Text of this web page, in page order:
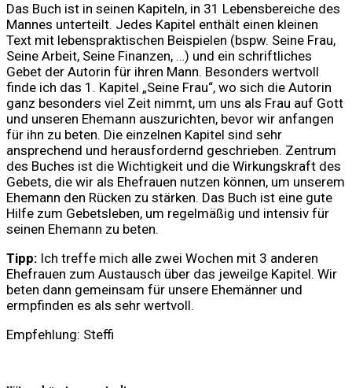
Das Buch ist in seinen Kapiteln, in 31 Lebensbereiche des
Mannes unterteilt. Jedes Kapitel enthält einen kleinen
Text mit lebenspraktischen Beispielen (bspw. Seine Frau,
Seine Arbeit, Seine Finanzen, …) und ein schriftliches
Gebet der Autorin für ihren Mann. Besonders wertvoll
finde ich das 1. Kapitel „Seine Frau“, wo sich die Autorin
ganz besonders viel Zeit nimmt, um uns als Frau auf Gott
und unseren Ehemann auszurichten, bevor wir anfangen
für ihn zu beten. Die einzelnen Kapitel sind sehr
ansprechend und herausfordernd geschrieben. Zentrum
des Buches ist die Wichtigkeit und die Wirkungskraft des
Gebets, die wir als Ehefrauen nutzen können, um unserem
Ehemann den Rücken zu stärken. Das Buch ist eine gute
Hilfe zum Gebetsleben, um regelmäßig und intensiv für
seinen Ehemann zu beten.
Tipp: Ich treffe mich alle zwei Wochen mit 3 anderen
Ehefrauen zum Austausch über das jeweilge Kapitel. Wir
beten dann gemeinsam für unsere Ehemänner und
ermpfinden es als sehr wertvoll.
Empfehlung: Steffi